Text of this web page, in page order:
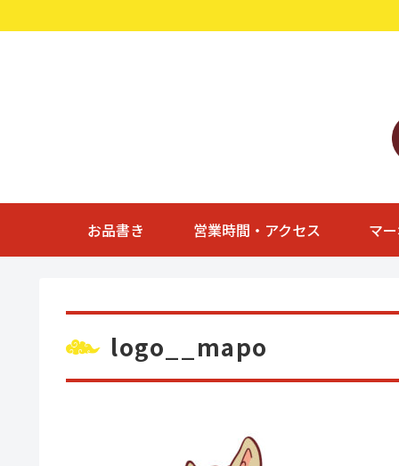
お品書き 営業時間・アクセス マ
logo__mapo